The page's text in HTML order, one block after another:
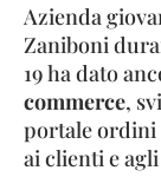
Azienda
Zaniboni
19 ha dato
commerce,
portale ordini
ai clienti e